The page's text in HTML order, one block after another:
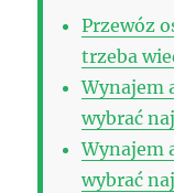
Przewóz
trzeba
Wynajem
wybrać
Wynajem
wybrać